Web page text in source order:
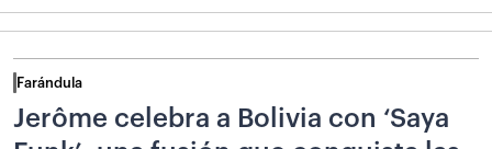
Farándula
Jerôme celebra a Bolivia con ‘Saya